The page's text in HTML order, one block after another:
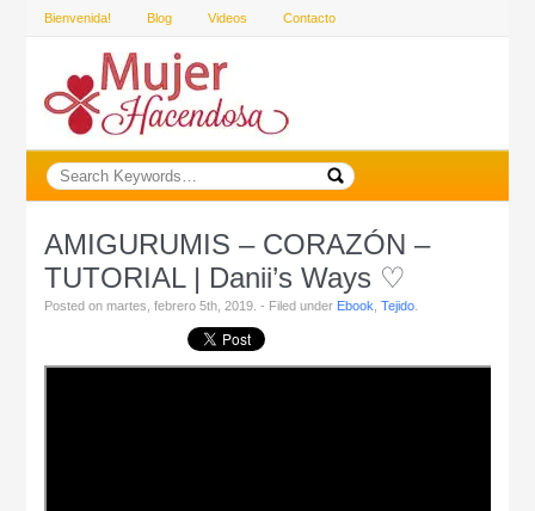
Bienvenida! Blog Videos Contacto
AMIGURUMIS – CORAZÓN –
TUTORIAL | Danii’s Ways ♡
Posted on martes, febrero 5th, 2019. - Filed under Ebook ,Tejido